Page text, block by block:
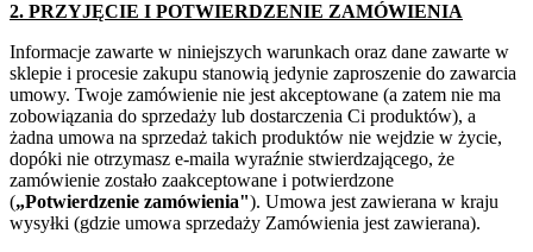
2. PRZYJĘCIE I POTWIERDZENIE ZAMÓWIENIA
Informacje zawarte w niniejszych warunkach oraz dane zawarte w
sklepie i procesie zakupu stanowią jedynie zaproszenie do zawarcia
umowy. Twoje zamówienie nie jest akceptowane (a zatem nie ma
zobowiązania do sprzedaży lub dostarczenia Ci produktów), a
żadna umowa na sprzedaż takich produktów nie wejdzie w życie,
dopóki nie otrzymasz e-maila wyraźnie stwierdzającego, że
zamówienie zostało zaakceptowane i potwierdzone
(„Potwierdzenie zamówienia"). Umowa jest zawierana w kraju
wysyłki (gdzie umowa sprzedaży Zamówienia jest zawierana).